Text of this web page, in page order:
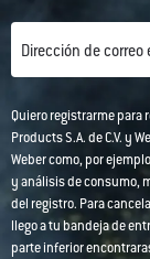
Dirección de correo
Quiero registrarme para
Products S.A. de C.V. y
Weber como, por
y análisis de consumo,
del registro. Para
llego a tu bandeja de
parte inferior